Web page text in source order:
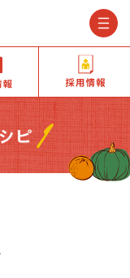
会社情報